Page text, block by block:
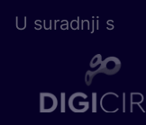
U surad­nji s